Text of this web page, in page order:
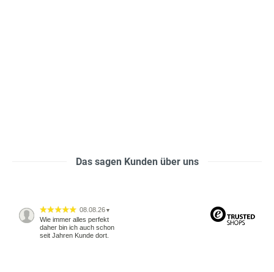
Das sagen Kunden über uns
08.08.26 ▼
Wie immer alles perfekt
daher bin ich auch schon
seit Jahren Kunde dort.